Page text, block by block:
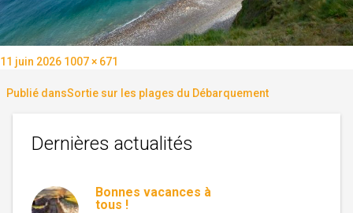
Publié
11 juin 2026 Taille
1007 × 671
Navigation
de
l’article
Publié dansSortie sur les plages du Débarquement
Dernières actualités
Bonnes vacances à
tous !